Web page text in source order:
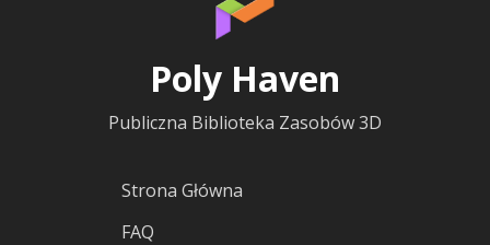
Poly Haven
Publiczna Biblioteka Zasobów 3D
Strona Główna
FAQ